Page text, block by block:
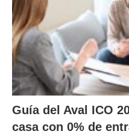
Guía del Aval ICO
casa con 0% de